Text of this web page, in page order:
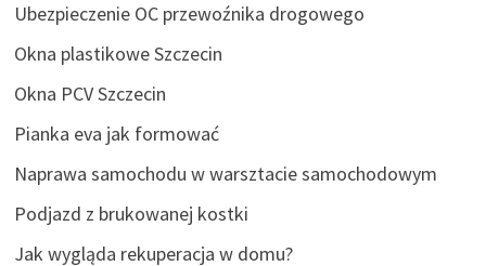
Ubezpieczenie OC przewoźnika drogowego
Okna plastikowe Szczecin
Okna PCV Szczecin
Pianka eva jak formować
Naprawa samochodu w warsztacie samochodowym
Podjazd z brukowanej kostki
Jak wygląda rekuperacja w domu?